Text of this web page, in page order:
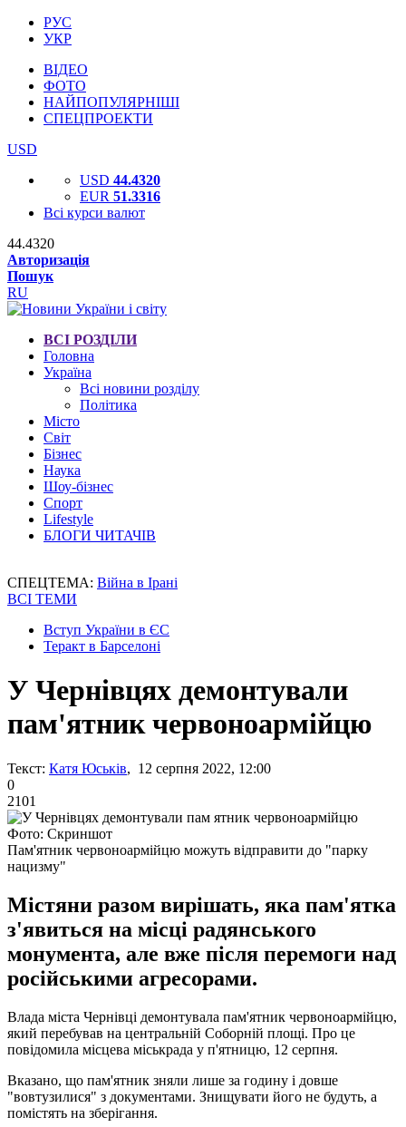
РУС
УКР
ВІДЕО
ФОТО
НАЙПОПУЛЯРНІШІ
СПЕЦПРОЕКТИ
USD
USD 44.4320
EUR 51.3316
Всі курси валют
44.4320
Авторизація
Пошук
RU
ВСІ РОЗДІЛИ
Головна
Україна
Всі новини розділу
Політика
Місто
Світ
Бізнес
Наука
Шоу-бізнес
Спорт
Lifestyle
БЛОГИ ЧИТАЧІВ
СПЕЦТЕМА: Війна в Ірані
ВСІ ТЕМИ
Вступ України в ЄС
Теракт в Барселоні
У Чернівцях демонтували
пам'ятник червоноармійцю
Текст: Катя Юськів, 12 серпня 2022, 12:00
0
2101
Фото: Скриншот
Пам'ятник червоноармійцю можуть відправити до "парку
нацизму"
Містяни разом вирішать, яка пам'ятка
з'явиться на місці радянського
монумента, але вже після перемоги над
російськими агресорами.
Влада міста Чернівці демонтувала пам'ятник червоноармійцю,
який перебував на центральній Соборній площі. Про це
повідомила місцева міськрада у п'ятницю, 12 серпня.
Вказано, що пам'ятник зняли лише за годину і довше
"вовтузилися" з документами. Знищувати його не будуть, а
помістять на зберігання.